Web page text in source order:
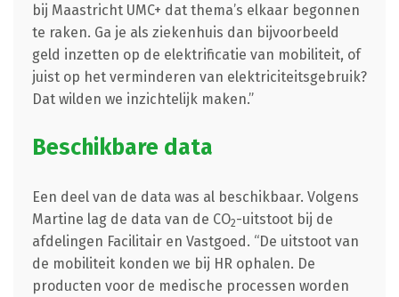
bij Maastricht UMC+ dat thema’s elkaar begonnen
te raken. Ga je als ziekenhuis dan bijvoorbeeld
geld inzetten op de elektrificatie van mobiliteit, of
juist op het verminderen van elektriciteitsgebruik?
Dat wilden we inzichtelijk maken.”
Beschikbare data
Een deel van de data was al beschikbaar. Volgens
Martine lag de data van de CO2-uitstoot bij de
afdelingen Facilitair en Vastgoed. “De uitstoot van
de mobiliteit konden we bij HR ophalen. De
producten voor de medische processen worden